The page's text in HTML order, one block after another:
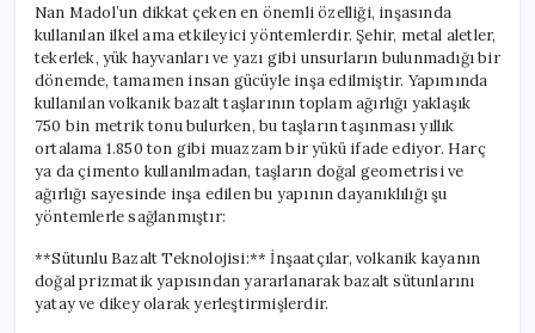
Nan Madol’un dikkat çeken en önemli özelliği, inşasında
kullanılan ilkel ama etkileyici yöntemlerdir. Şehir, metal aletler,
tekerlek, yük hayvanları ve yazı gibi unsurların bulunmadığı bir
dönemde, tamamen insan gücüyle inşa edilmiştir. Yapımında
kullanılan volkanik bazalt taşlarının toplam ağırlığı yaklaşık
750 bin metrik tonu bulurken, bu taşların taşınması yıllık
ortalama 1.850 ton gibi muazzam bir yükü ifade ediyor. Harç
ya da çimento kullanılmadan, taşların doğal geometrisi ve
ağırlığı sayesinde inşa edilen bu yapının dayanıklılığı şu
yöntemlerle sağlanmıştır:
**Sütunlu Bazalt Teknolojisi:** İnşaatçılar, volkanik kayanın
doğal prizmatik yapısından yararlanarak bazalt sütunlarını
yatay ve dikey olarak yerleştirmişlerdir.